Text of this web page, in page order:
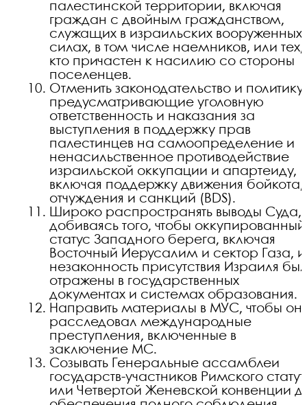
палестинской территории, включая
граждан с двойным гражданством,
служащих в израильских вооруженных
силах, в том числе наемников, или тех,
кто причастен к насилию со стороны
поселенцев.
Отменить законодательство и политику,
предусматривающие уголовную
ответственность и наказания за
выступления в поддержку прав
палестинцев на самоопределение и
ненасильственное противодействие
израильской оккупации и апартеиду,
включая поддержку движения бойкота,
отчуждения и санкций (BDS).
Широко распространять выводы Суда,
добиваясь того, чтобы оккупированный
статус Западного берега, включая
Восточный Иерусалим и сектор Газа, и
незаконность присутствия Израиля
отражены в государственных
документах и системах образования.
Направить материалы в МУС, чтобы он
расследовал международные
преступления, включенные в
заключение МС.
Созывать Генеральные ассамблеи
государств-участников Римского
или Четвертой Женевской конвенции